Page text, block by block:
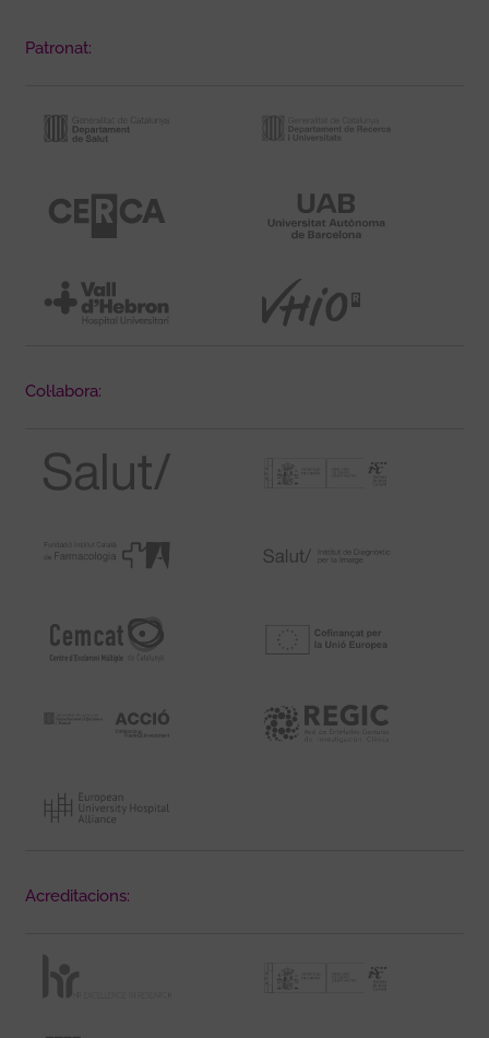
Patronat:
Col·labora:
Acreditacions: